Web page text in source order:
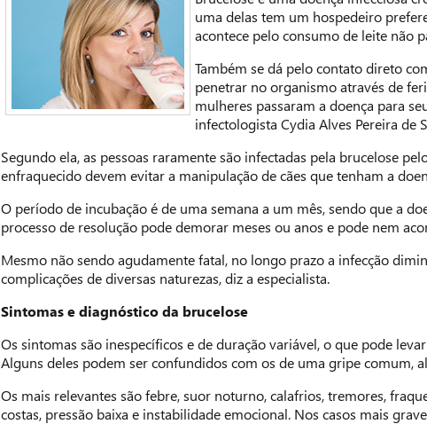
uma delas tem um hospedeiro
acontece pelo consumo de leite não
Também se dá pelo contato direto
penetrar no organismo através de
mulheres passaram a doença para
infectologista Cydia Alves Pereira de
Segundo ela, as pessoas raramente são infectadas pela brucelose
enfraquecido devem evitar a manipulação de cães que tenham a
O período de incubação é de uma semana a um mês, sendo que a
processo de resolução pode demorar meses ou anos e pode nem
Mesmo não sendo agudamente fatal, no longo prazo a infecção
complicações de diversas naturezas, diz a especialista.
Sintomas e diagnóstico da brucelose
Os sintomas são inespecíficos e de duração variável, o que pode
Alguns deles podem ser confundidos com os de uma gripe comum,
Os mais relevantes são febre, suor noturno, calafrios, tremores,
costas, pressão baixa e instabilidade emocional. Nos casos mais